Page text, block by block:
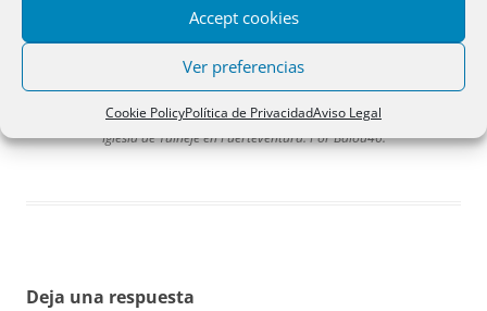
Accept cookies
Ver preferencias
Cookie PolicyPolítica de PrivacidadAviso Legal
Iglesia de Tuineje en Fuerteventura. Por Balou46.
Deja una respuesta